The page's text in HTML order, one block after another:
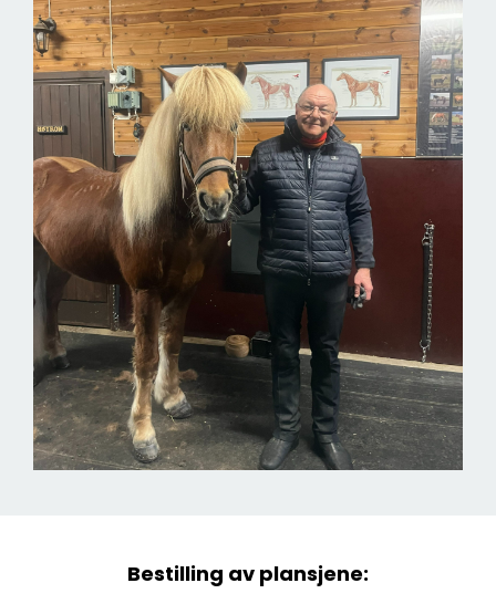
Bestilling av plansjene: